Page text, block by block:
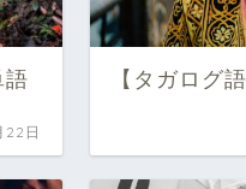
語
22日
【タガログ